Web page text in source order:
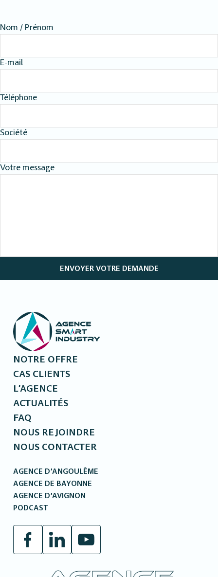
Nom / Prénom
E-mail
Téléphone
Société
Votre message
NOTRE OFFRE
CAS CLIENTS
L’AGENCE
ACTUALITÉS
FAQ
NOUS REJOINDRE
NOUS CONTACTER
AGENCE D’ANGOULÊME
AGENCE DE BAYONNE
AGENCE D’AVIGNON
PODCAST